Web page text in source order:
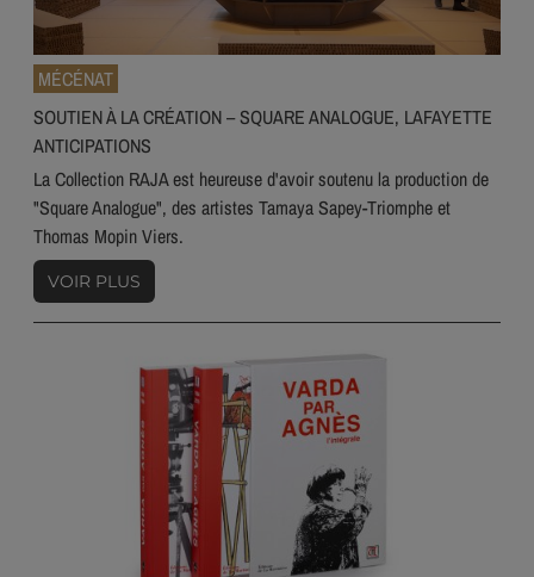
MÉCÉNAT
SOUTIEN À LA CRÉATION – SQUARE ANALOGUE, LAFAYETTE
ANTICIPATIONS
La Collection RAJA est heureuse d'avoir soutenu la production de
"Square Analogue", des artistes Tamaya Sapey-Triomphe et
Thomas Mopin Viers.
VOIR PLUS